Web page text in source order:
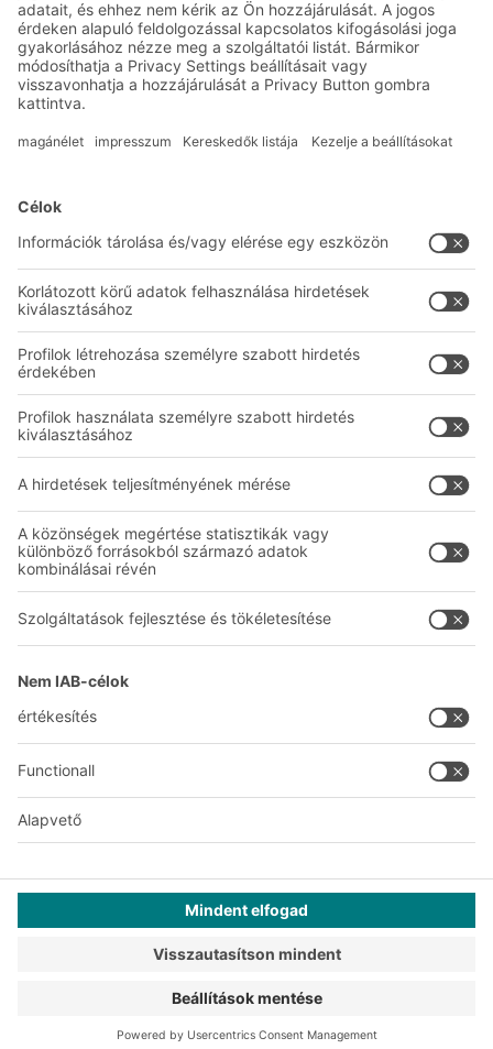
Küldés *= Kötelező
Intralogisztikai megoldások
Állványrendszerek
Közlekedési rendszerek
BITO szolgáltatások
Tanácsadás és szolgáltatás
Kapcsolatfelvételi űrlap
Vállalat
Rólunk
Telephelyek világszerte
Gyártóüzemek
Kövessen minket
+36 (1) 421 5385
Tervezés és megvalósítás+ | LOUISINTERNET
Ez az ajánlat az ipar, a kézműipar, a kereskedelem és a
szabadfoglalkozásúak számára készült, önálló, szakmai vagy
Adatvédelmi nyilatkozatImpresszumAdatvédelmi beállítások